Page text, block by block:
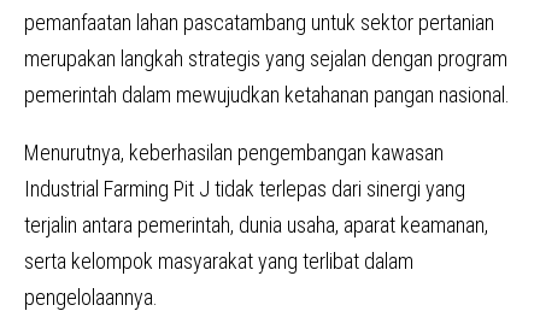
pemanfaatan lahan pascatambang untuk sektor pertanian
merupakan langkah strategis yang sejalan dengan program
pemerintah dalam mewujudkan ketahanan pangan nasional.
Menurutnya, keberhasilan pengembangan kawasan
Industrial Farming Pit J tidak terlepas dari sinergi yang
terjalin antara pemerintah, dunia usaha, aparat keamanan,
serta kelompok masyarakat yang terlibat dalam
pengelolaannya.